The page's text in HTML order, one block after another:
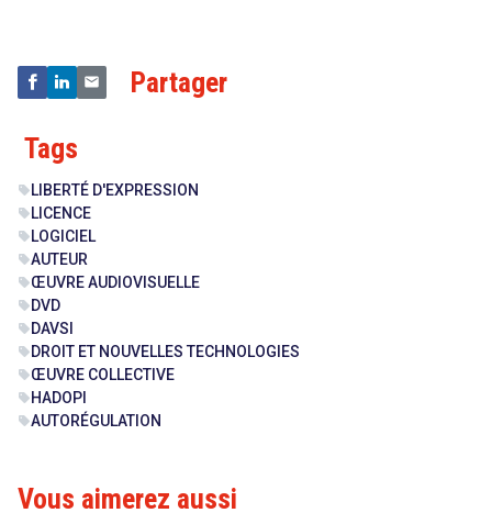
Partager
Tags
sell LIBERTÉ D'EXPRESSION
sell LICENCE
sell LOGICIEL
sellAUTEUR
sellŒUVRE AUDIOVISUELLE
sell DVD
sell DAVSI
sell DROIT ET NOUVELLES TECHNOLOGIES
sellŒUVRE COLLECTIVE
sell HADOPI
sellAUTORÉGULATION
Vous aimerez aussi